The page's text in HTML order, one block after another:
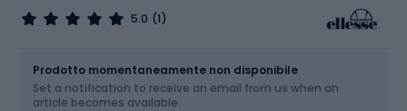
5.0 (1)
Scegli un'opzione...
Prodotto momentaneamente non disponibile
Set a notification to receive an email from us when an
article becomes available.